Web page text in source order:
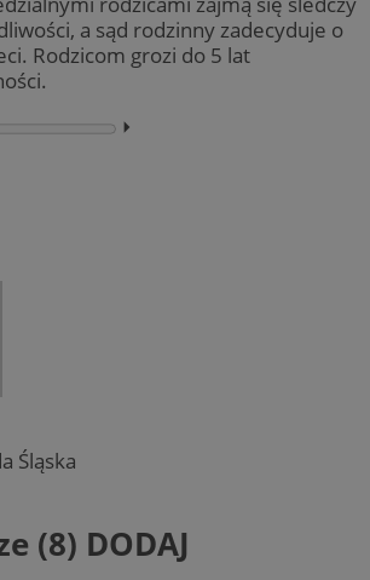
a sąd rodzinny zadecyduje o
Rodzicom grozi do 5 lat
⏵︎
Śląska
(8) DODAJ